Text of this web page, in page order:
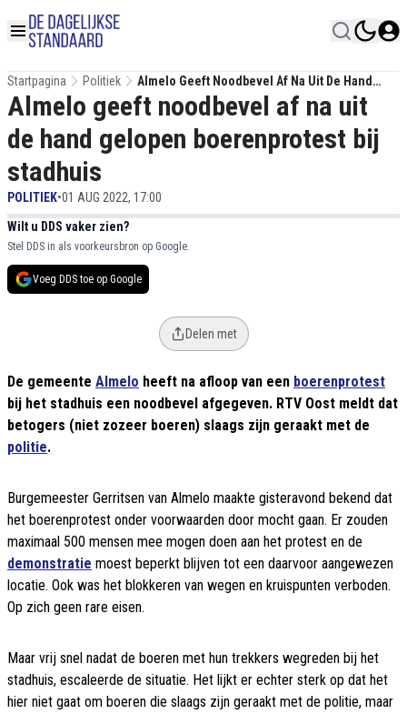
Startpagina Politiek
Almelo Geeft Noodbevel Af Na Uit De Hand
Gelopen Boerenprotest Bij Stadhuis
Almelo geeft noodbevel af na uit
de hand gelopen boerenprotest bij
stadhuis
POLITIEK•01 AUG 2022, 17:00
Wilt u DDS vaker zien?
Stel DDS in als voorkeursbron op Google.
Voeg DDS toe op Google
Delen met
De gemeente Almelo heeft na afloop van een boerenprotest
bij het stadhuis een noodbevel afgegeven. RTV Oost meldt dat
betogers (niet zozeer boeren) slaags zijn geraakt met de
politie.
Burgemeester Gerritsen van Almelo maakte gisteravond bekend dat
het boerenprotest onder voorwaarden door mocht gaan. Er zouden
maximaal 500 mensen mee mogen doen aan het protest en de
demonstratie moest beperkt blijven tot een daarvoor aangewezen
locatie. Ook was het blokkeren van wegen en kruispunten verboden.
Op zich geen rare eisen.
Maar vrij snel nadat de boeren met hun trekkers wegreden bij het
stadhuis, escaleerde de situatie. Het lijkt er echter sterk op dat het
hier niet gaat om boeren die slaags zijn geraakt met de politie, maar